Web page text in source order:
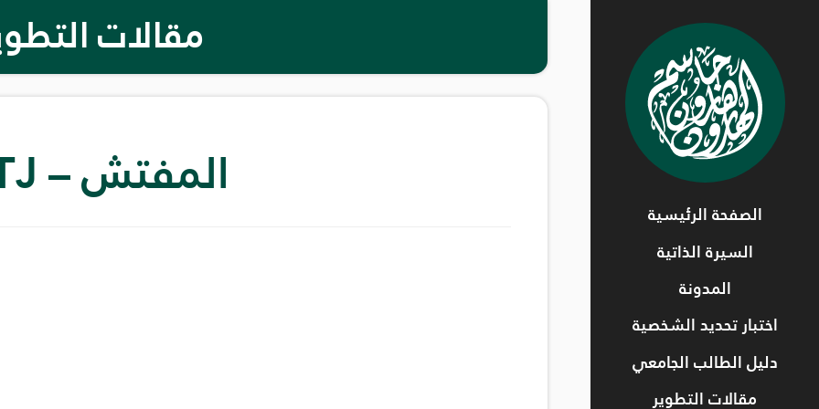
الصفحة الرئيسية
السيرة الذاتية
المدونة
اختبار تحديد الشخصية
دليل الطالب الجامعي
مقالات التطوير
مقالات
المفتش – ISTJ